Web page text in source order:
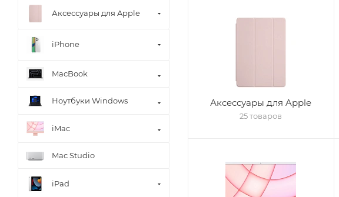
Аксессуары для Apple
25 товаров
Аксессуары для Apple
iPhone
MacBook
Ноутбуки Windows
iMac
Mac Studio
iPad